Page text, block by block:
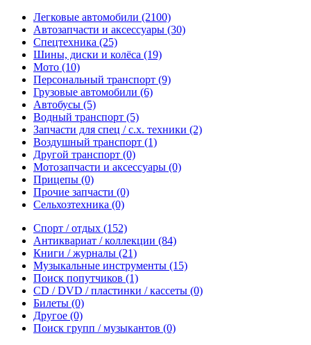
Легковые автомобили (2100)
Автозапчасти и аксессуары (30)
Спецтехника (25)
Шины, диски и колёса (19)
Мото (10)
Персональный транспорт (9)
Грузовые автомобили (6)
Автобусы (5)
Водный транспорт (5)
Запчасти для спец / с.х. техники (2)
Воздушный транспорт (1)
Другой транспорт (0)
Мотозапчасти и аксессуары (0)
Прицепы (0)
Прочие запчасти (0)
Сельхозтехника (0)
Спорт / отдых (152)
Антиквариат / коллекции (84)
Книги / журналы (21)
Музыкальные инструменты (15)
Поиск попутчиков (1)
CD / DVD / пластинки / кассеты (0)
Билеты (0)
Другое (0)
Поиск групп / музыкантов (0)